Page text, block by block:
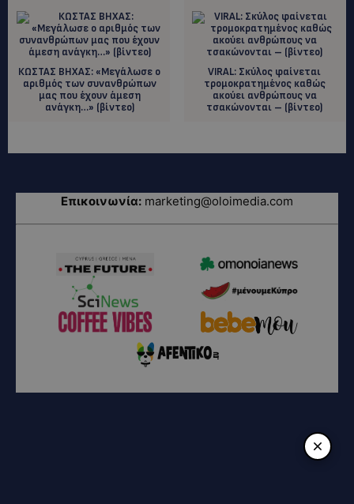
ΚΩΣΤΑΣ ΒΗΧΑΣ: «Μεγάλωσε ο
αριθμός των συνανθρώπων
μας που έχουν άμεση
ανάγκη…» (βίντεο)
VIRAL: Σκύλος φαίνεται
τρομοκρατημένος καθώς
ακούει ανθρώπους να
τσακώνονται – (βίντεο)
Επικοινωνία: marketing@oloimedia.com